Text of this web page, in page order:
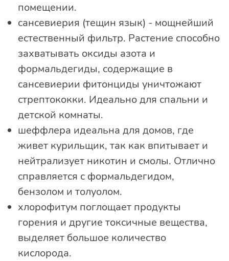
помещении.
сансевиерия (тещин язык) - мощнейший
естественный фильтр. Растение способно
захватывать оксиды азота и
формальдегиды, содержащие в
сансевиерии фитонциды уничтожают
стрептококки. Идеально для спальни и
детской комнаты.
шеффлера идеальна для домов, где
живет курильщик, так как впитывает и
нейтрализует никотин и смолы. Отлично
справляется с формальдегидом,
бензолом и толуолом.
хлорофитум поглощает продукты
горения и другие токсичные вещества,
выделяет большое количество
кислорода.